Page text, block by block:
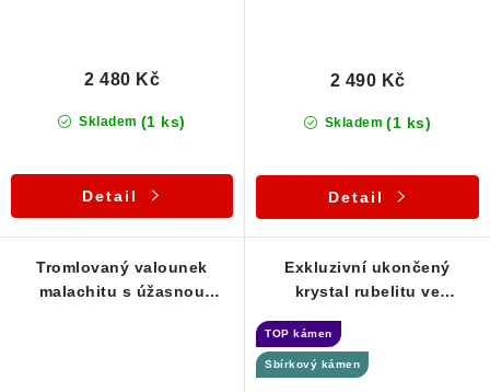
Skladem (1 ks)
2 480 Kč
Detail
Skladem (1 ks)
2 490 Kč
Detail
Tromlovaný valounek
malachitu s úžasnou
Exkluzivní ukončený
krystal rubelitu ve
/ Vysočina
TOP kámen
Sbírkový kámen